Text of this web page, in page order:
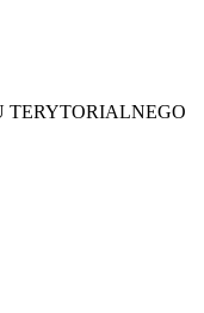
TERYTORIALNEGO